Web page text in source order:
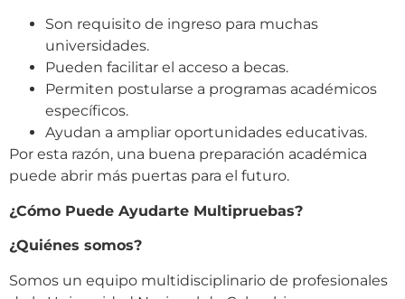
Son requisito de ingreso para muchas
universidades.
Pueden facilitar el acceso a becas.
Permiten postularse a programas académicos
específicos.
Ayudan a ampliar oportunidades educativas.
Por esta razón, una buena preparación académica
puede abrir más puertas para el futuro.
¿Cómo Puede Ayudarte Multipruebas?
¿Quiénes somos?
Somos un equipo multidisciplinario de profesionales